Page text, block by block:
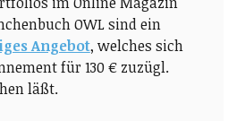
OWL sind ein
Angebot, welches sich
für 130 € zuzügl.
läßt.